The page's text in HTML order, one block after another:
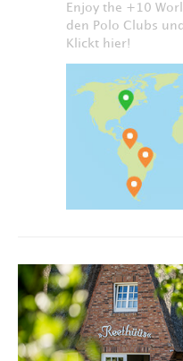
Enjoy the +10
den Polo Clubs
Klickt hier!